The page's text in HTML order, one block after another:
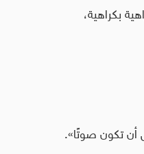
بكراهية،
أن تكون صوتًا».